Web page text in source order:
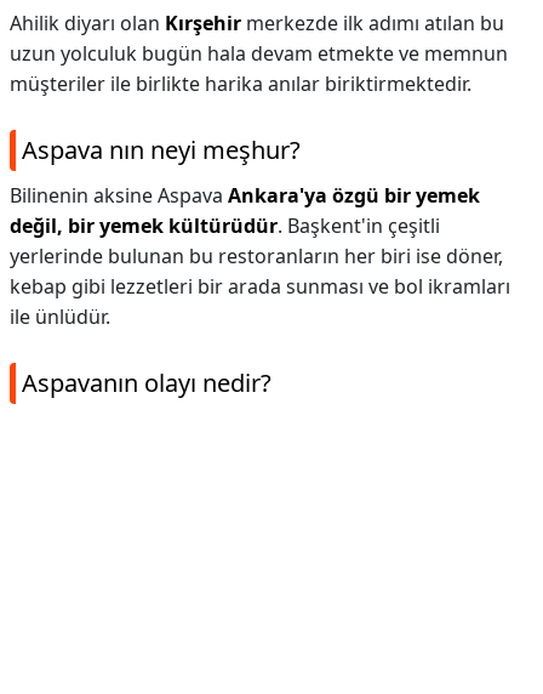
Ahilik diyarı olan Kırşehir merkezde ilk adımı atılan bu
uzun yolculuk bugün hala devam etmekte ve memnun
müşteriler ile birlikte harika anılar biriktirmektedir.
Aspava nın neyi meşhur?
Bilinenin aksine Aspava Ankara'ya özgü bir yemek
değil, bir yemek kültürüdür. Başkent'in çeşitli
yerlerinde bulunan bu restoranların her biri ise döner,
kebap gibi lezzetleri bir arada sunması ve bol ikramları
ile ünlüdür.
Aspavanın olayı nedir?